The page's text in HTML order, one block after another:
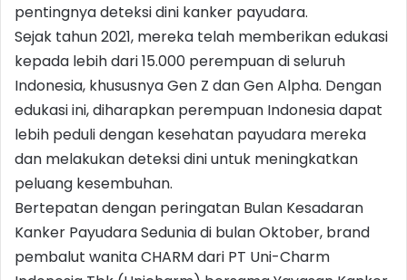
pentingnya deteksi dini kanker payudara.
Sejak tahun 2021, mereka telah memberikan edukasi
kepada lebih dari 15.000 perempuan di seluruh
Indonesia, khususnya Gen Z dan Gen Alpha. Dengan
edukasi ini, diharapkan perempuan Indonesia dapat
lebih peduli dengan kesehatan payudara mereka
dan melakukan deteksi dini untuk meningkatkan
peluang kesembuhan.
Bertepatan dengan peringatan Bulan Kesadaran
Kanker Payudara Sedunia di bulan Oktober, brand
pembalut wanita CHARM dari PT Uni-Charm